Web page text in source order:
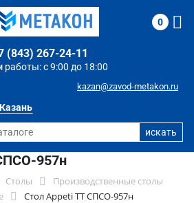
Казань
работы: с 9:00 до 18:00
(843) 267-24-11
kazan@zavod-metakon.ru
0
957н
Столы
Производственные столы
Стол Appeti ТТ СПСО-957н